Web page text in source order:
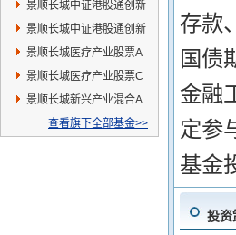
景顺长城中证港股通创新
药ETF联接C
景顺长城中证港股通创新
药ETF联接A
景顺长城医疗产业股票A
景顺长城医疗产业股票C
景顺长城新兴产业混合A
查看旗下全部基金>>
存款
国债
金融
定参
基金
投资